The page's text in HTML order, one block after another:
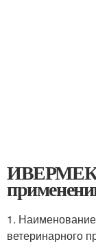
1.
ветеринарного